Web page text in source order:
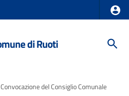
di Ruoti
Convocazione del Consiglio Comunale